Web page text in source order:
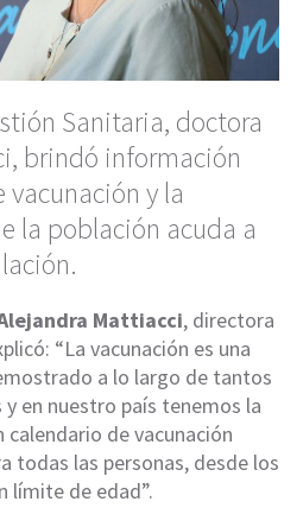
Sanitaria, doctora
brindó información
vacunación y la
la población acuda a
Mattiacci, directora
“La vacunación es una
a lo largo de tantos
en nuestro país tenemos la
de vacunación
todas las personas, desde los
límite de edad”.